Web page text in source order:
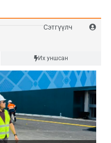
Сэтгүүлч
Их уншсан